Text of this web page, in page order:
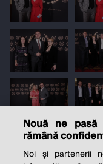
Nouă ne
rămână
Noi și partenerii